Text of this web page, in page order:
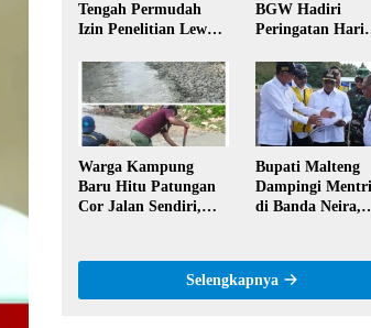
Tengah Permudah
Izin Penelitian Lewat
Tak Perlu Datang ke
Kantor
BGW Hadiri
Peringatan Hari
Salatiga,
Semangat Hidop
Orang Basudara
Warga Kampung
Baru Hitu Patungan
Cor Jalan Sendiri,
Pemerintah
Bupati Malteng
Dampingi
di Banda Neira,
Jadi 2,2 Km
Selengkapnya